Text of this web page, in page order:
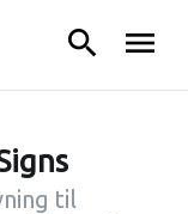
search menu
til